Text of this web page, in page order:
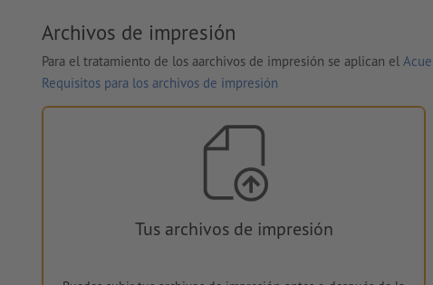
Archivos de impresión
Para el tratamiento de los aarchivos de impresión se aplican el
Requisitos para los archivos de impresión
Tus archivos de impresión